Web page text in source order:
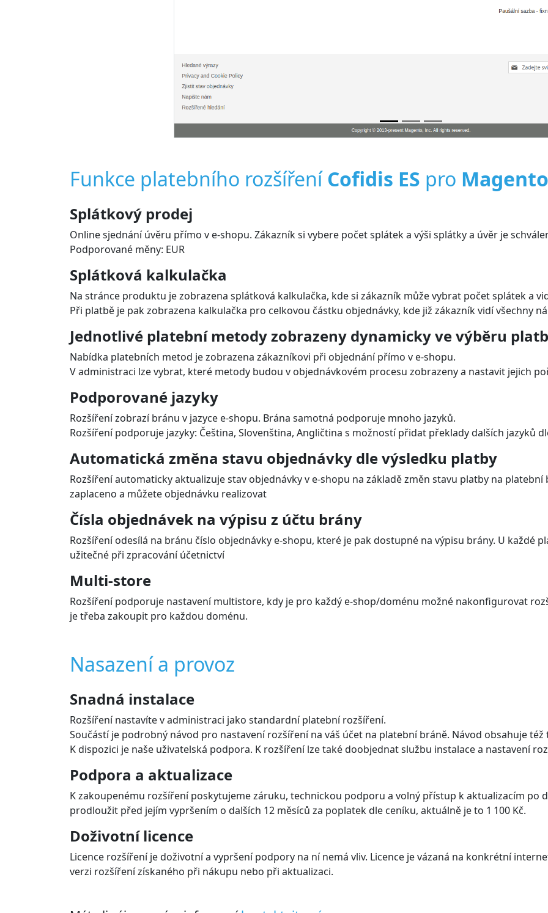
Funkce platebního rozšířeníCofidis ES pro
Splátkový prodej
Online sjednání úvěru přímo v e-shopu. Zákazník si vybere počet splátek a výši splátky a úvěr je
Podporované měny: EUR
Splátková kalkulačka
Na stránce produktu je zobrazena splátková kalkulačka, kde si zákazník může vybrat počet splátek a
Při platbě je pak zobrazena kalkulačka pro celkovou částku objednávky, kde již zákazník vidí všechny
Jednotlivé platební metody zobrazeny dynamicky ve výběru
Nabídka platebních metod je zobrazena zákazníkovi při objednání přímo v e-shopu.
V administraci lze vybrat, které metody budou v objednávkovém procesu zobrazeny a nastavit jejich
Podporované jazyky
Rozšíření zobrazí bránu v jazyce e-shopu. Brána samotná podporuje mnoho jazyků.
Rozšíření podporuje jazyky: Čeština, Slovenština, Angličtina s možností přidat překlady dalších jazyků
Automatická změna stavu objednávky dle výsledku platby
Rozšíření automaticky aktualizuje stav objednávky v e-shopu na základě změn stavu platby na platební
zaplaceno a můžete objednávku realizovat
Čísla objednávek na výpisu z účtu brány
Rozšíření odesílá na bránu číslo objednávky e-shopu, které je pak dostupné na výpisu brány. U každé
užitečné při zpracování účetnictví
Multi-store
Rozšíření podporuje nastavení multistore, kdy je pro každý e-shop/doménu možné nakonfigurovat
je třeba zakoupit pro každou doménu.
Nasazení a provoz
Snadná instalace
Rozšíření nastavíte v administraci jako standardní platební rozšíření.
Součástí je podrobný návod pro nastavení rozšíření na váš účet na platební bráně. Návod obsahuje
K dispozici je naše uživatelská podpora. K rozšíření lze také doobjednat službu instalace a nastavení
Podpora a aktualizace
K zakoupenému rozšíření poskytujeme záruku, technickou podporu a volný přístup k aktualizacím po
prodloužit před jejím vypršením o dalších 12 měsíců za poplatek dle ceníku, aktuálně je to 1 100 Kč.
Doživotní licence
Licence rozšíření je doživotní a vypršení podpory na ní nemá vliv. Licence je vázaná na konkrétní
verzi rozšíření získaného při nákupu nebo při aktualizaci.